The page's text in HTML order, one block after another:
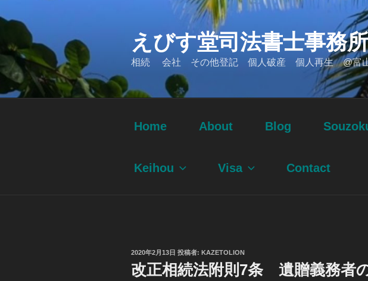
ン
ン
へ
ス
えびす堂司法書士事務
相続 会社 その他登記 個人破産 個人再生 @富
Home About Blog
Keihou Visa Contact
投
日:
2020年2月13日 投稿者: KAZETOLION
改正相続法附則7条 遺贈義務者